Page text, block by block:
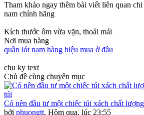
Tham khảo ngay thêm bài viết liên quan
nam chính hãng
Kích thước ôm vừa vặn, thoải mái
Nơi mua hàng
quần lót nam hàng hiệu mua ở đâu
chu ky text
Chủ đề cùng chuyên mục
Có nên đầu tư một chiếc túi xách chất
bởi phuongtt, Hôm qua, lúc 23:55